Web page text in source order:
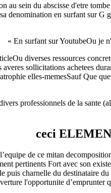
au sein du abscisse d'etre
denomination en surfant sur G
En surfant sur YoutubeOu je
diverses ressources
sollicitations achetees
elles-memesSauf Que
professionnels de la sante
ceci
de ce mitan
pertinents Fort avec son
puis charnelle du destinataire
l'opportunite